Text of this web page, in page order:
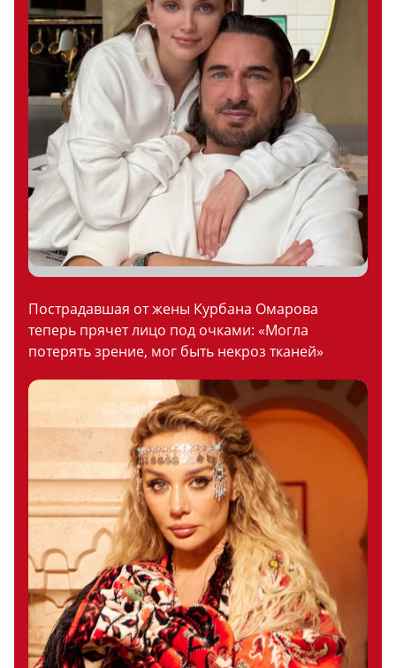
Пострадавшая от жены Курбана Омарова
теперь прячет лицо под очками: «Могла
потерять зрение, мог быть некроз тканей»